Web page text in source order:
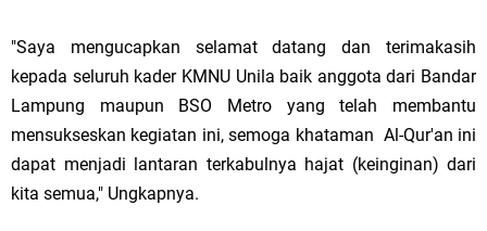
"Saya mengucapkan selamat datang dan terimakasih
kepada seluruh kader KMNU Unila baik anggota dari Bandar
Lampung maupun BSO Metro yang telah membantu
mensukseskan kegiatan ini, semoga khataman Al-Qur'an ini
dapat menjadi lantaran terkabulnya hajat (keinginan) dari
kita semua," Ungkapnya.